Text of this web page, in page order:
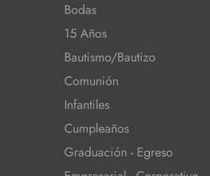
Bodas
15 Años
Bautismo/Bautizo
Comunión
Infantiles
Cumpleaños
Graduación - Egreso